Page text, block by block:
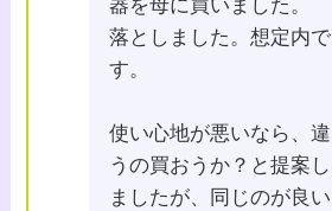
器を母に買いました。
落としました。想定内で
す。
使い心地が悪いなら、違
うの買おうか？と提案し
ましたが、同じのが良い